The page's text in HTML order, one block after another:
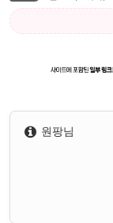
원팡님